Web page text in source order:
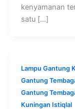
kenyamanan
satu […]
Lampu Gantung
Gantung
Gantung
Kuningan Istiqlal